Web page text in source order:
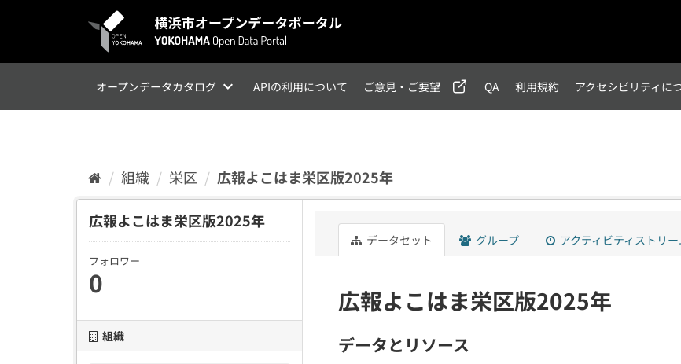
オープンデータカタログ APIの利用について ご意見・ご要望 QA 利用規約 アクセシビリティに
組織 栄区 広報よこはま栄区版2025年
広報よこはま栄区版2025年
フォロワー
0
組織
データセット グループ アクティビティストリー
広報よこはま栄区版2025年
データとリソース